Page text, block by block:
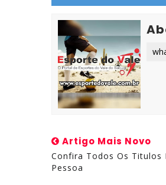
Artigo Mais Novo
Confira Todos Os Titulos
Pessoa